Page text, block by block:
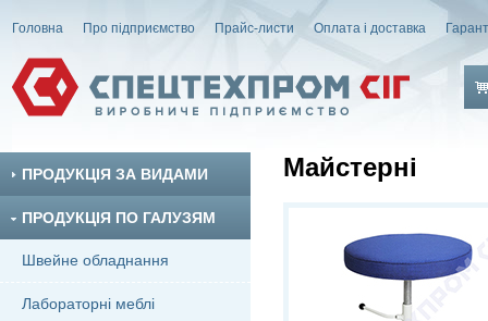
Головна Про підприємство Прайс-листи Оплата і доставка
ПРОДУКЦІЯ ЗА ВИДАМИ
ПРОДУКЦІЯ ПО ГАЛУЗЯМ
Швейне обладнання
Лабораторні меблі
Майстерні